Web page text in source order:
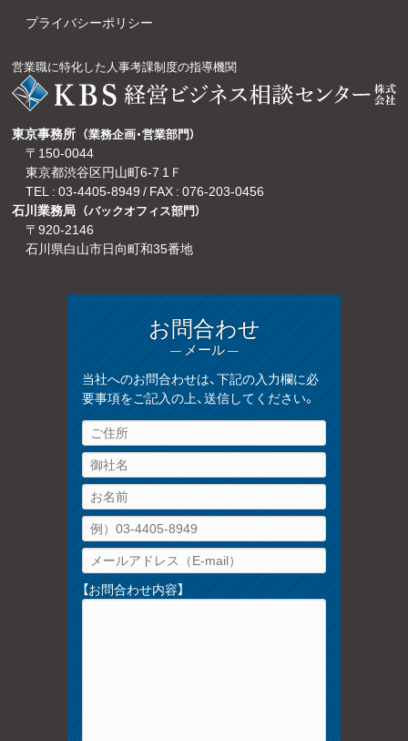
プライバシーポリシー
営業職に特化した人事考課制度の指導機関
東京事務所 （業務企画・営業部門）
〒150-0044
東京都渋谷区円山町6-7 1Ｆ
TEL : 03-4405-8949 / FAX : 076-203-0456
石川業務局 （バックオフィス部門）
〒920-2146
石川県白山市日向町和35番地
お問合わせ
— メール —
当社へのお問合わせは、下記の入力欄に必
要事項をご記入の上、送信してください。
【お問合わせ内容】